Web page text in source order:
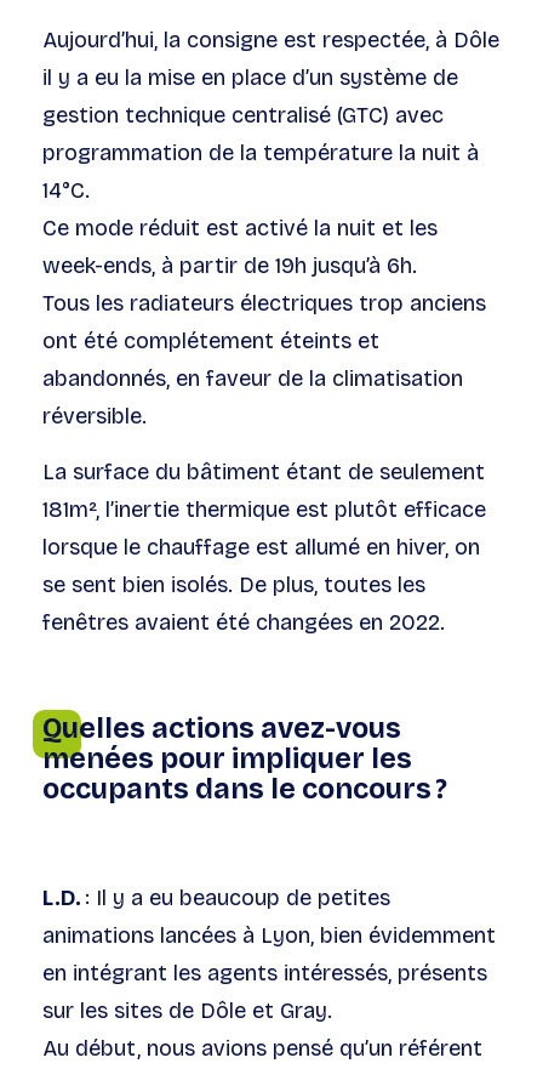
Aujourd’hui, la consigne est respectée, à Dôle
il y a eu la mise en place d’un système de
gestion technique centralisé (GTC) avec
programmation de la température la nuit à
14°C.
Ce mode réduit est activé la nuit et les
week-ends, à partir de 19h jusqu’à 6h.
Tous les radiateurs électriques trop anciens
ont été complétement éteints et
abandonnés, en faveur de la climatisation
réversible.
La surface du bâtiment étant de seulement
181m², l’inertie thermique est plutôt efficace
lorsque le chauffage est allumé en hiver, on
se sent bien isolés. De plus, toutes les
fenêtres avaient été changées en 2022.
Quelles actions avez-vous
menées pour impliquer les
occupants dans le concours ?
L.D. : Il y a eu beaucoup de petites
animations lancées à Lyon, bien évidemment
en intégrant les agents intéressés, présents
sur les sites de Dôle et Gray.
Au début, nous avions pensé qu’un référent